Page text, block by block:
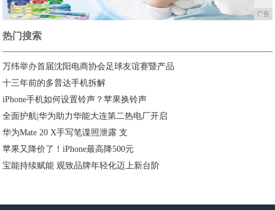
广告
热门搜索
万纬举办首届沈阳电商协会足球友谊赛暨产品
十三年前的多普达手机拆解
iPhone手机如何设置铃声？苹果换铃声
全面护航|华为助力华能大连第二热电厂开启
华为Mate 20 X手写笔谍照泄露 支
苹果又降价了！iPhone最高降500元
宝能持续赋能 观致品牌年轻化迈上新台阶